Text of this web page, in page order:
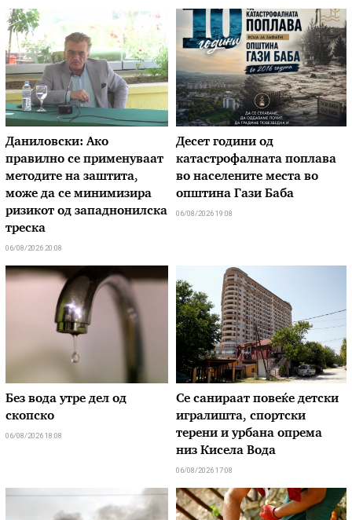
Даниловски: Ако
правилно се применуваат
методите на заштита,
може да се минимизира
ризикот од западнонилска
треска
06/08/2026 20:08
Десет години од
катастрофалната поплава
во населените места во
општина Гази Баба
06/08/2026 19:08
Без вода утре дел од
скопско
06/08/2026 18:08
Се санираат повеќе детски
игралишта, спортски
терени и урбана опрема
низ Кисела Вода
06/08/2026 17:08